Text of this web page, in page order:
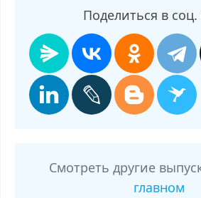
Поделиться в соц.
Смотреть другие
главном